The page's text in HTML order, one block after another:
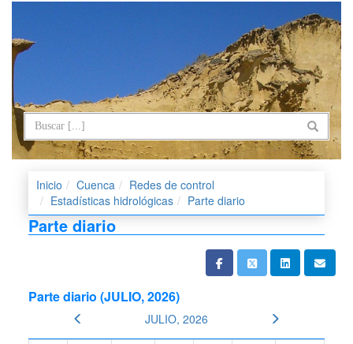
Inicio Cuenca
Redes de control
Estadísticas hidrológicas
Parte diario
Parte diario
Parte diario (JULIO, 2026)
JULIO, 2026